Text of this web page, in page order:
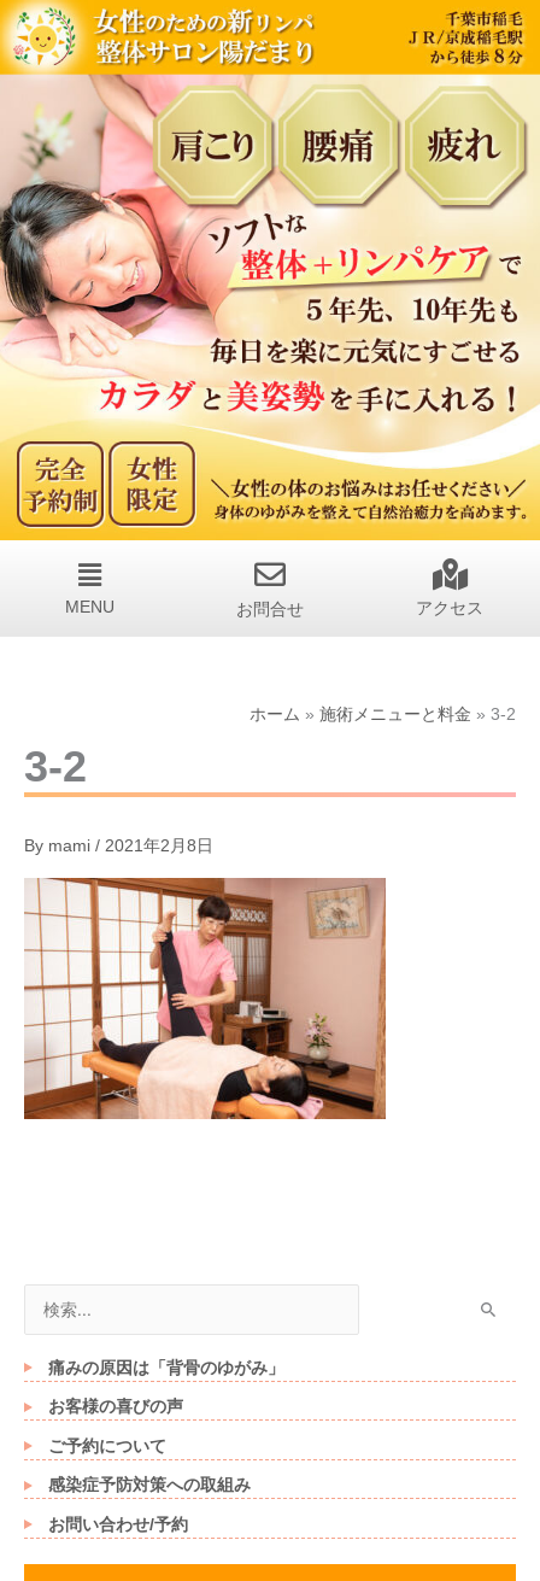
内
容
を
プ
MENU お問合せ アクセス
索
対
痛みの原因は「背骨のゆがみ」
お客様の喜びの声
ご予約について
感染症予防対策への取組み
お問い合わせ/予約
ホーム 施術メニューと料金 3-2
3-2
By mami / 2021年2月8日